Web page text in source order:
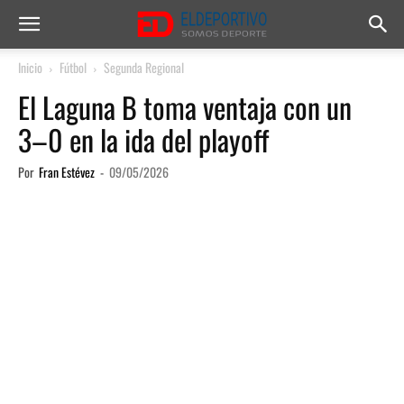
Inicio Fútbol Segunda Regional
El Laguna B toma ventaja con un
3–0 en la ida del playoff
Por Fran Estévez - 09/05/2026